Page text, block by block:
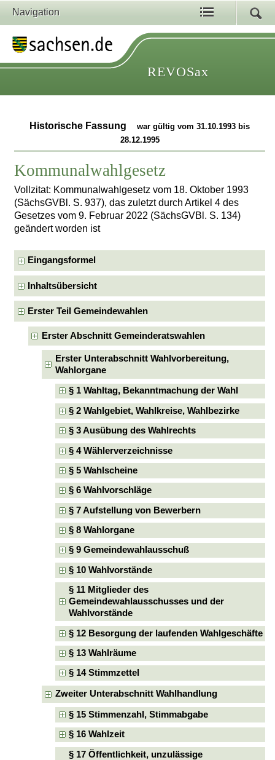
Navigation
REVOSax
Historische Fassung
war gültig vom 31.10.1993 bis
28.12.1995
Kommunalwahlgesetz
Vollzitat: Kommunalwahlgesetz vom 18. Oktober 1993
(SächsGVBl. S. 937), das zuletzt durch Artikel 4 des
Gesetzes vom 9. Februar 2022 (SächsGVBl. S. 134)
geändert worden ist
Eingangsformel
Inhaltsübersicht
Erster Teil Gemeindewahlen
Erster Abschnitt Gemeinderatswahlen
Erster Unterabschnitt Wahlvorbereitung,
Wahlorgane
§ 1 Wahltag, Bekanntmachung der Wahl
§ 2 Wahlgebiet, Wahlkreise, Wahlbezirke
§ 3 Ausübung des Wahlrechts
§ 4 Wählerverzeichnisse
§ 5 Wahlscheine
§ 6 Wahlvorschläge
§ 7 Aufstellung von Bewerbern
§ 8 Wahlorgane
§ 9 Gemeindewahlausschuß
§ 10 Wahlvorstände
§ 11 Mitglieder des
Gemeindewahlausschusses und der
Wahlvorstände
§ 12 Besorgung der laufenden Wahlgeschäfte
§ 13 Wahlräume
§ 14 Stimmzettel
Zweiter Unterabschnitt Wahlhandlung
§ 15 Stimmenzahl, Stimmabgabe
§ 16 Wahlzeit
§ 17 Öffentlichkeit, unzulässige